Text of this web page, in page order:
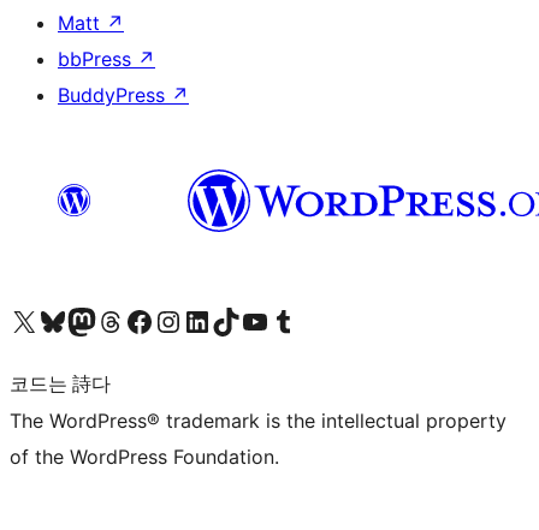
Matt ↗
bbPress ↗
BuddyPress ↗
X(이전 트위터) 계정 방문하기블루스카이 계정 방문하기마스토돈 계정 방문하기스레드 계정 방문하기 페이스북 페이지 방문하기인스타그램 계정 방문하기 LinkedIn 계정 방문하기틱톡 계정 방문하기유튜브 채널 방문하기 텀블러 계정 방문하기
코드는 詩다
The WordPress® trademark is the intellectual property
of the WordPress Foundation.